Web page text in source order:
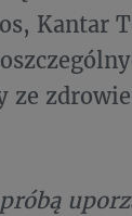
Kantar